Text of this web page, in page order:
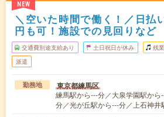
NEW
＼空いた時間で働く！／日払
円も可！施設での見回りなど
交通費別途支給あり 土日祝日が休み 残業
派遣
勤務地 東京都練馬区
練馬駅から---分／大泉学園駅か
分／光が丘駅から---分／上石神井